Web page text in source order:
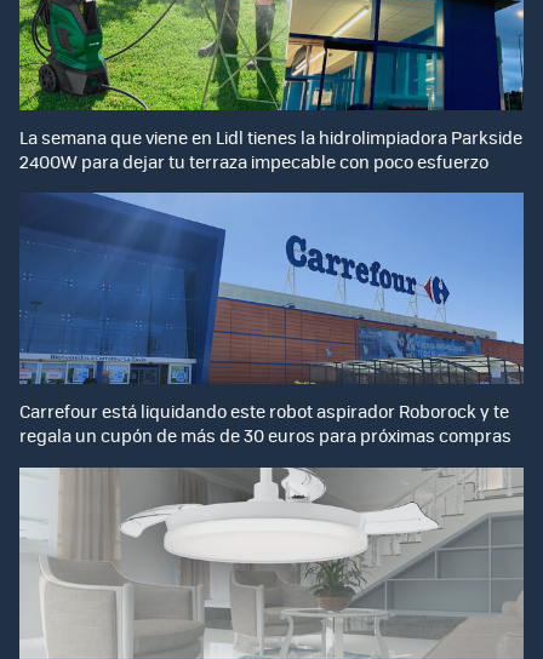
La semana que viene en Lidl tienes la hidrolimpiadora Parkside
2400W para dejar tu terraza impecable con poco esfuerzo
Carrefour está liquidando este robot aspirador Roborock y te
regala un cupón de más de 30 euros para próximas compras